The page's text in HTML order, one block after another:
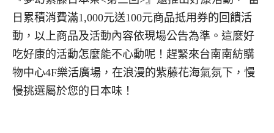
日累積消費滿1,000元送100元商品抵用券的回饋活
動，以上商品及活動內容依現場公告為準。這麼好
吃好康的活動怎麼能不心動呢！趕緊來台南南紡購
物中心4F樂活廣場，在浪漫的紫藤花海氣氛下，慢
慢挑選屬於您的日本味！